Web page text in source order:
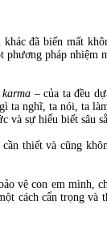
đã biến mất
pháp nhiệm
karma – của ta đều
ta nghĩ, ta nói, ta
và sự hiểu biết sâu
thiết và cũng
vệ con em mình,
cách cẩn trọng